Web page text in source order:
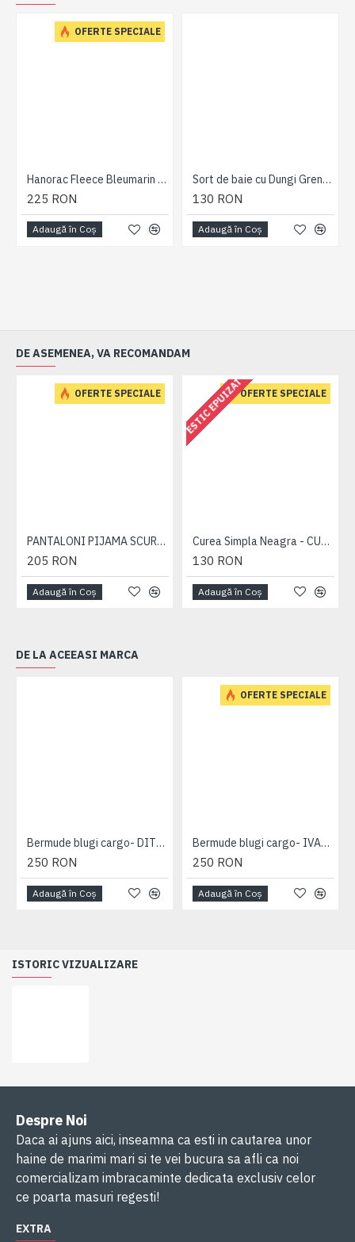
OFERTE SPECIALE
Hanorac Fleece Bleumarin - HANORAC FLEECE ZIP THRU NAVY - 2XL 3XL 4XL 5XL 6XL 7XL
225 RON
Adaugă în Coş
Sort de baie cu Dungi Grena - Stripe Swim Shorts Wine - 2XL 3XL 4XL 5XL 6XL 7XL
130 RON
Adaugă în Coş
DE ASEMENEA, VA RECOMANDAM
OFERTE SPECIALE
PANTALONI PIJAMA SCURTI BLEUMARIN – PACHET 2 BUCATI - 2XL 3XL 4XL 5XL 6XL
205 RON
Adaugă în Coş
OFERTE SPECIALE
ESTIC EPUIZAT
Curea Simpla Neagra - CUREA PLAIN NEAGRA - 2XL 3XL 4XL 5XL 6XL 7XL
130 RON
Adaugă în Coş
DE LA ACEEASI MARCA
Bermude blugi cargo- DITO B - MID USED - 2XL 3XL 4XL 5XL 6XL 7XL
250 RON
Adaugă în Coş
OFERTE SPECIALE
Bermude blugi cargo- IVAN DARK USED - 2XL 3XL 4XL 5XL 6XL 7XL
250 RON
Adaugă în Coş
ISTORIC VIZUALIZARE
Despre Noi
Daca ai ajuns aici, inseamna ca esti in cautarea unor
haine de marimi mari si te vei bucura sa afli ca noi
comercializam imbracaminte dedicata exclusiv celor
ce poarta masuri regesti!
EXTRA